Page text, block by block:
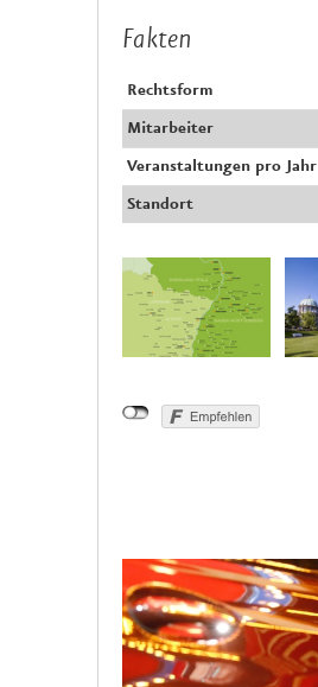
Fakten
Rechtsform
Mitarbeiter
Veranstaltungen pro Jahr
Standort